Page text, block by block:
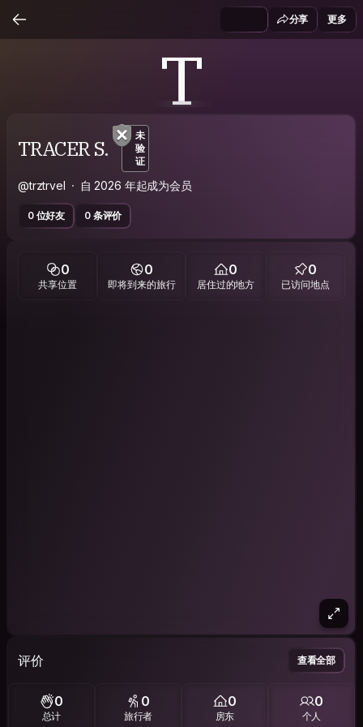
分享 更多
T
TRACER S.
未
验
证
@trztrvel 自 2026 年起成为会员
0 位好友 0 条评价
0
共享位置
0
即将到来的旅行
0
居住过的地方
0
已访问地点
评价 查看全部
0
总计
0
旅行者
0
房东
0
个人